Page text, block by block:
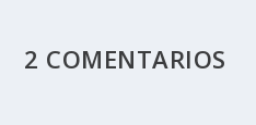
2 COMENTARIOS